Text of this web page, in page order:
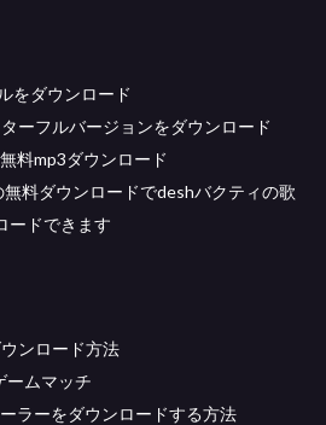
をダウンロード
ーフルバージョンをダウンロード
料mp3ダウンロード
料ダウンロードでdeshバクティの歌
ードできます
ンロード方法
ームマッチ
ラーをダウンロードする方法